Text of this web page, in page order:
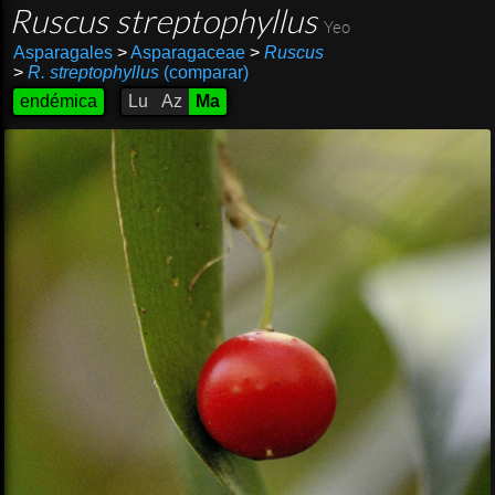
Ruscus streptophyllus Yeo
Asparagales >Asparagaceae > Ruscus
> R. streptophyllus(comparar)
endémica
Lu Az Ma